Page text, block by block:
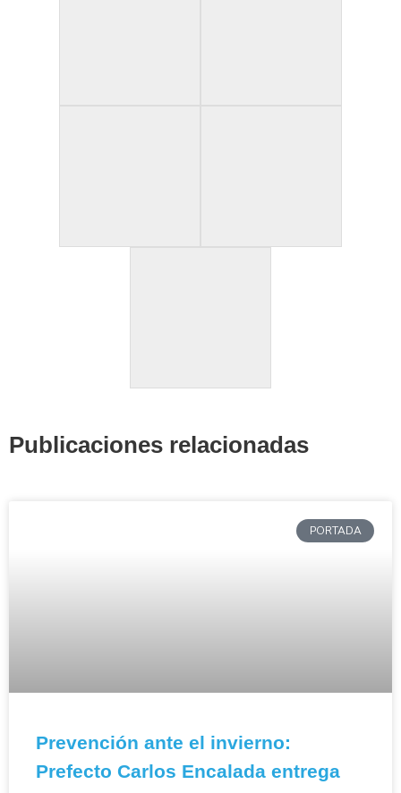
Publicaciones relacionadas
PORTADA
Prevención ante el invierno:
Prefecto Carlos Encalada entrega